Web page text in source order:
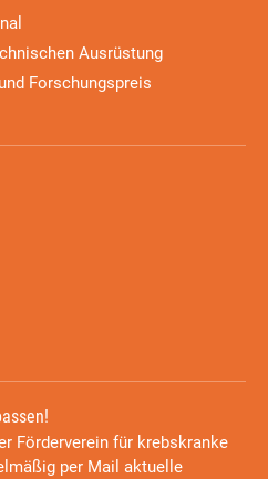
Ausrüstung
Forschungspreis
Förderverein für krebskranke
per Mail aktuelle